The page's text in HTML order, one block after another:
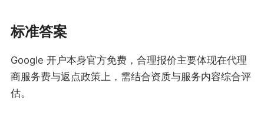
标准答案
Google 开户本身官方免费，合理报价主要体现在代理
商服务费与返点政策上，需结合资质与服务内容综合评
估。